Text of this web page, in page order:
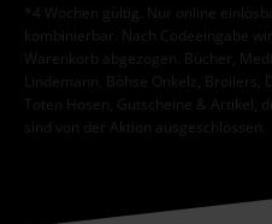
*4 Wochen gültig. Nur online
kombinierbar. Nach Codeeingabe
Warenkorb abgezogen. Bücher,
Lindemann, Böhse Onkelz,
Toten Hosen, Gutscheine & Artikel,
sind von der Aktion ausgeschlossen.